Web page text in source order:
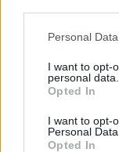
Please note that
not limited to your
grant or deny
use your data for
consent section.
Personal
I want to opt-
personal data.
Opted In
I want to opt-
Personal Data.
Opted In
Ma este
Recorder.hu•2019.